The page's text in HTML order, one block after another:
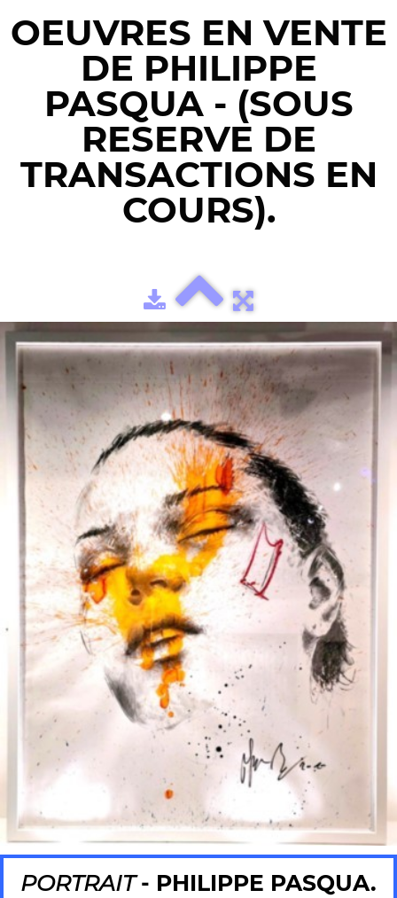
OEUVRES EN VENTE
DE PHILIPPE
PASQUA - (SOUS
RESERVE DE
TRANSACTIONS EN
COURS).
PORTRAIT- PHILIPPE PASQUA.